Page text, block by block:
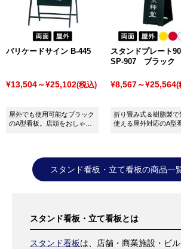
バリケードサイン B-445
¥13,504～¥25,102(税込)
屋外でも使用可能なブラック
のA型看板。店頭をおしゃれ
スタンドプレート
SP-907 ブラック
¥8,567～¥25,564(
折り畳み式＆樹脂製で
使える屋外対応のA型
スタンド看板・立て看板の商品一
スタンド看板・立て看板とは
スタンド看板は、店舗・商業施設・ビ